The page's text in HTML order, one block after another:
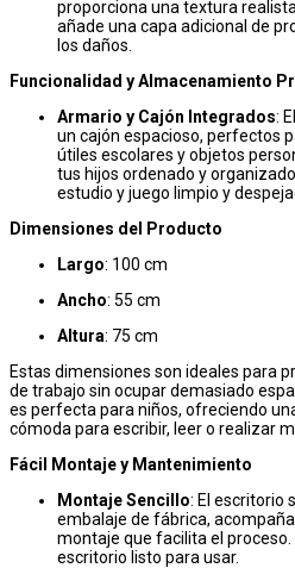
proporciona una textura
añade una capa adicional de
los daños.
Funcionalidad y Almacenamiento
Armario y Cajón Integrados:
un cajón espacioso, perfectos
útiles escolares y objetos
tus hijos ordenado y
estudio y juego limpio y
Dimensiones del Producto
Largo: 100 cm
Ancho: 55 cm
Altura: 75 cm
Estas dimensiones son ideales para
de trabajo sin ocupar demasiado
es perfecta para niños, ofreciendo
cómoda para escribir, leer o realizar
Fácil Montaje y Mantenimiento
Montaje Sencillo: El escritorio
embalaje de fábrica,
montaje que facilita el proceso.
escritorio listo para usar.